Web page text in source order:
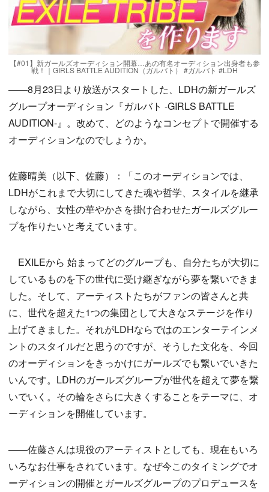
【#01】新ガールズオーディション開幕…あの有名オーディション出身者も参
戦！｜GIRLS BATTLE AUDITION（ガルバト） #ガルバト #LDH
——8月23日より放送がスタートした、LDHの新ガールズ
グループオーディション『ガルバト -GIRLS BATTLE
AUDITION-』。改めて、どのようなコンセプトで開催する
オーディションなのでしょうか。
佐藤晴美（以下、佐藤）：「このオーディションでは、
LDHがこれまで大切にしてきた魂や哲学、スタイルを継承
しながら、女性の華やかさを掛け合わせたガールズグルー
プを作りたいと考えています。
EXILEから 始まってどのグループも、自分たちが大切に
しているものを下の世代に受け継ぎながら夢を繋いできま
した。そして、アーティストたちがファンの皆さんと共
に、世代を超えた1つの集団として大きなステージを作り
上げてきました。それがLDHならではのエンターテインメ
ントのスタイルだと思うのですが、そうした文化を、今回
のオーディションをきっかけにガールズでも繋いでいきた
いんです。LDHのガールズグループが世代を超えて夢を繋
いでいく。その輪をさらに大きくすることをテーマに、オ
ーディションを開催しています。
——佐藤さんは現役のアーティストとしても、現在もいろ
いろなお仕事をされています。なぜ今このタイミングでオ
ーディションの開催とガールズグループのプロデュースを